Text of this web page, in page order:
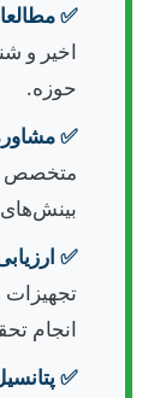
✅
اخیر و
حوزه.
✅
متخصص
✅
تجهیزات
انجام
✅